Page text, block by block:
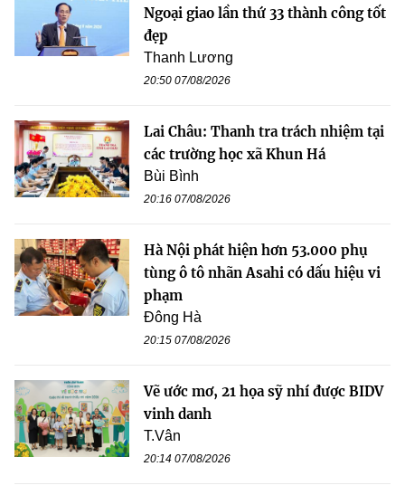
Ngoại giao lần thứ 33 thành công tốt
đẹp
Thanh Lương
20:50 07/08/2026
Lai Châu: Thanh tra trách nhiệm tại
các trường học xã Khun Há
Bùi Bình
20:16 07/08/2026
Hà Nội phát hiện hơn 53.000 phụ
tùng ô tô nhãn Asahi có dấu hiệu vi
phạm
Đông Hà
20:15 07/08/2026
Vẽ ước mơ, 21 họa sỹ nhí được BIDV
vinh danh
T.Vân
20:14 07/08/2026